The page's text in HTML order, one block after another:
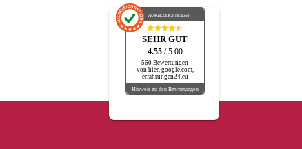
AUSGEZEICHNET.org
SEHR GUT
4.55 / 5.00
560 Bewertungen
von hier, google.com,
erfahrungen24.eu
Hinweis zu den Bewertungen